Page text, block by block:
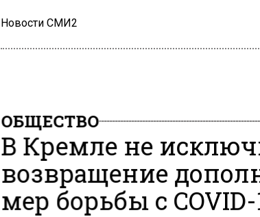
Новости СМИ2
ОБЩЕСТВО
В Кремле не
возвращение
мер борьбы с COVID-